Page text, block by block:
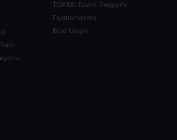
TOP100 Talent Program
Fiyatlandırma
Bize Ulaşın